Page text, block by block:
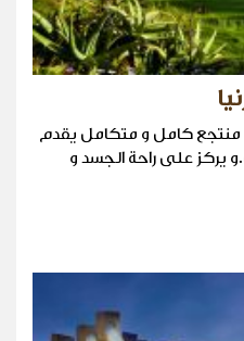
منتجع كامل و متكامل يقدم
يركز على راحة الجسد و